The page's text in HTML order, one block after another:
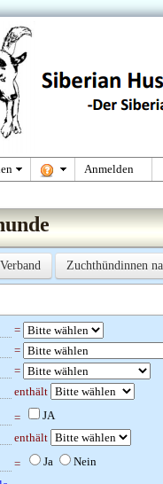
Anmelden
Zuchthündinnen
=
=
=
enthält
=
JA
enthält
= Ja
Nein